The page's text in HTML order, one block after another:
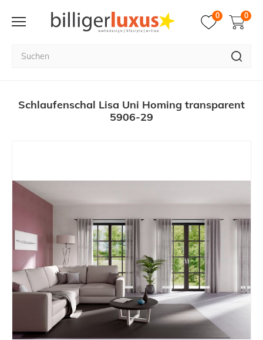
0 0
Schlaufenschal Lisa Uni Homing transparent
5906-29